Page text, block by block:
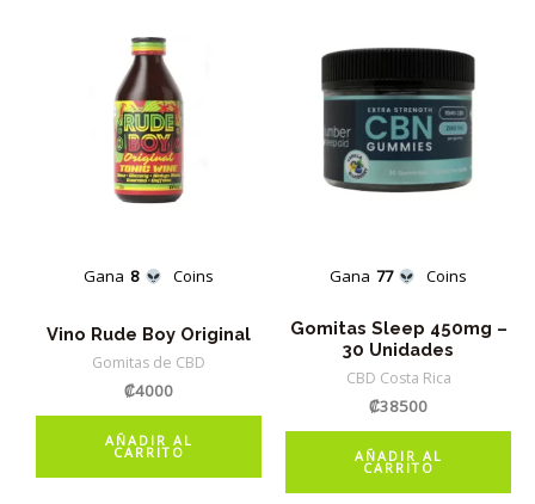
Gana 8 Coins
Vino Rude Boy Original
Gomitas de CBD
₡4000
AÑADIR AL
CARRITO
Gana 77 Coins
Gomitas Sleep 450mg –
30 Unidades
CBD Costa Rica
₡38500
AÑADIR AL
CARRITO